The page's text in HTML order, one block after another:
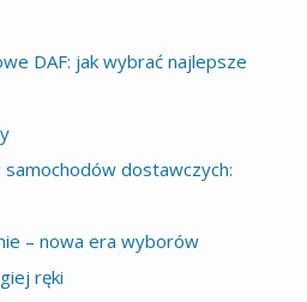
DAF: jak wybrać najlepsze
samochodów dostawczych:
– nowa era wyborów
ręki